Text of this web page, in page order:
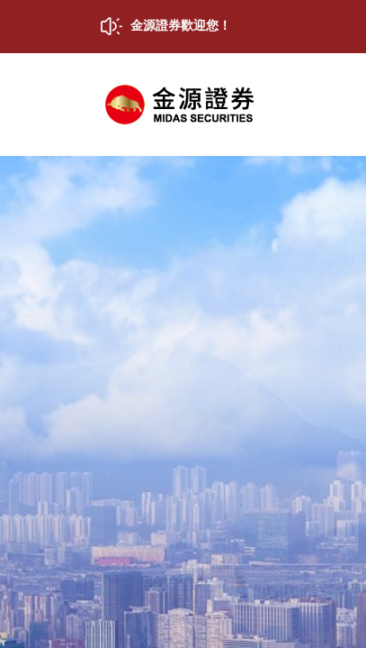
金源證券歡迎您！